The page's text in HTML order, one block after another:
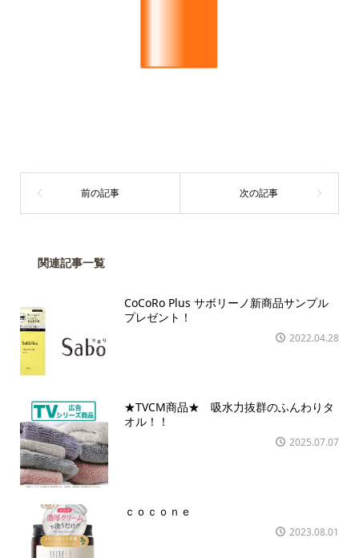
関連記事一覧
CoCoRo Plus サボリーノ新商品サンプル
プレゼント！
2022.04.28
★TVCM商品★ 吸水力抜群のふんわりタ
オル！！
2025.07.07
ｃｏｃｏｎｅ
2023.08.01